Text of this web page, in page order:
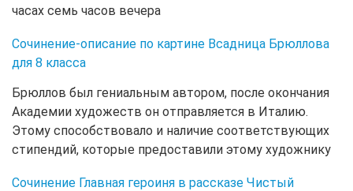
часах семь часов вечера
Сочинение-описание по картине Всадница Брюллова
для 8 класса
Брюллов был гениальным автором, после окончания
Академии художеств он отправляется в Италию.
Этому способствовало и наличие соответствующих
стипендий, которые предоставили этому художнику
Сочинение Главная героиня в рассказе Чистый